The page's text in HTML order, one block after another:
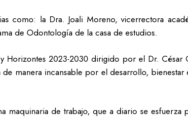
como: la Dra. Joali Moreno, vicerrectora
de Odontología de la casa de estudios.
Horizontes 2023-2030 dirigido por el Dr.
manera incansable por el desarrollo,
de trabajo, que a diario se esfuerza